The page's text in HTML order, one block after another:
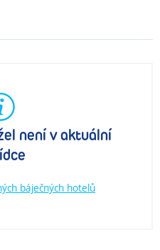
není v aktuální
báječných hotelů